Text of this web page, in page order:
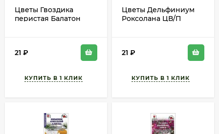
Цветы Гвоздика
перистая Балатон
многолетник 25-30см
21 ₽
Цветы Дельфиниум
Роксолана ЦВ/П
многолетник до 2м
21 ₽